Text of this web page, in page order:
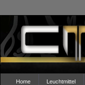
Home Leuchtmittel